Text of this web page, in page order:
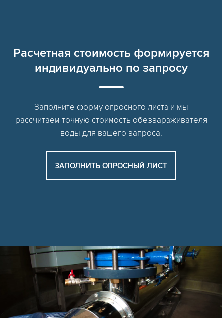
Расчетная стоимость формируется
индивидуально по запросу
Заполните форму опросного листа и мы
рассчитаем точную стоимость обеззараживателя
воды для вашего запроса.
ЗАПОЛНИТЬ ОПРОСНЫЙ ЛИСТ